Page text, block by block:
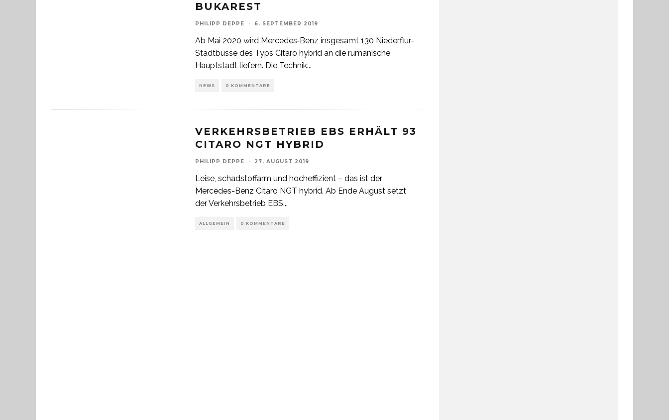
BUKAREST
PHILIPP DEPPE · 6. SEPTEMBER 2019
Ab Mai 2020 wird Mercedes‑Benz insgesamt 130 Niederflur-
Stadtbusse des Typs Citaro hybrid an die rumänische
Hauptstadt liefern. Die Technik...
NEWS 0 KOMMENTARE
VERKEHRSBETRIEB EBS ERHÄLT 93
CITARO NGT HYBRID
PHILIPP DEPPE · 27. AUGUST 2019
Leise, schadstoffarm und hocheffizient – das ist der
Mercedes-Benz Citaro NGT hybrid. Ab Ende August setzt
der Verkehrsbetrieb EBS...
ALLGEMEIN 0 KOMMENTARE